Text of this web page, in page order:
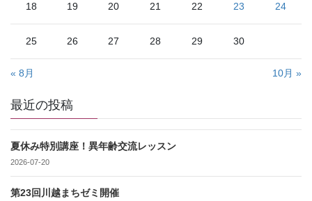
18 19 20 21 22 23 24
25 26 27 28 29 30
« 8月 10月 »
最近の投稿
夏休み特別講座！異年齢交流レッスン
2026-07-20
第23回川越まちゼミ開催